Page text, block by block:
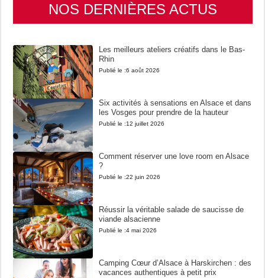
NOS DERNIÈRES ACTUS
Les meilleurs ateliers créatifs dans le Bas-
Rhin
Publié le :6 août 2026
Six activités à sensations en Alsace et dans
les Vosges pour prendre de la hauteur
Publié le :12 juillet 2026
Comment réserver une love room en Alsace
?
Publié le :22 juin 2026
Réussir la véritable salade de saucisse de
viande alsacienne
Publié le :4 mai 2026
Camping Cœur d’Alsace à Harskirchen : des
vacances authentiques à petit prix